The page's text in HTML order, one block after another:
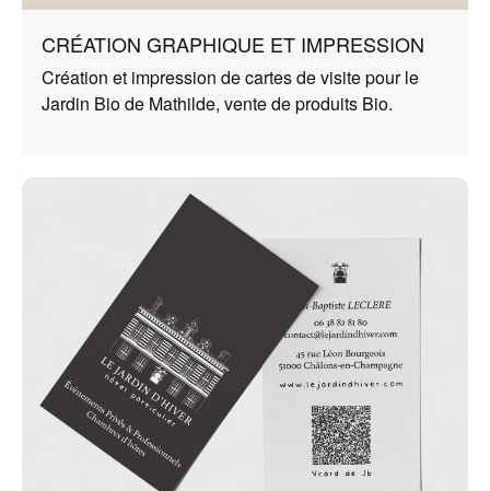
CRÉATION GRAPHIQUE ET IMPRESSION
Création et impression de cartes de visite pour le
Jardin Bio de Mathilde, vente de produits Bio.